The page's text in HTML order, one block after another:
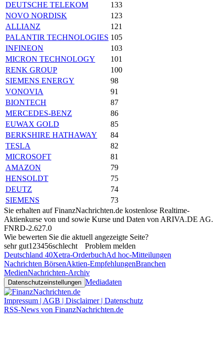
DEUTSCHE TELEKOM
133
NOVO NORDISK
123
ALLIANZ
121
PALANTIR TECHNOLOGIES 105
INFINEON
103
MICRON TECHNOLOGY
101
RENK GROUP
100
SIEMENS ENERGY
98
VONOVIA
91
BIONTECH
87
MERCEDES-BENZ
86
EUWAX GOLD
85
BERKSHIRE HATHAWAY
84
TESLA
82
MICROSOFT
81
AMAZON
79
HENSOLDT
75
DEUTZ
74
SIEMENS
73
Sie erhalten auf FinanzNachrichten.de kostenlose Realtime-
Aktienkurse von und sowie Kurse und Daten von ARIVA.DE AG.
FNRD-2.627.0
Wie bewerten Sie die aktuell angezeigte Seite?
sehr gut1 23456schlecht
Problem melden
Deutschland 40Xetra-OrderbuchAd hoc-Mitteilungen
Nachrichten BörsenAktien-EmpfehlungenBranchen
MedienNachrichten-Archiv
Datenschutzeinstellungen Mediadaten
Impressum | AGB | Disclaimer | Datenschutz
RSS-News von FinanzNachrichten.de